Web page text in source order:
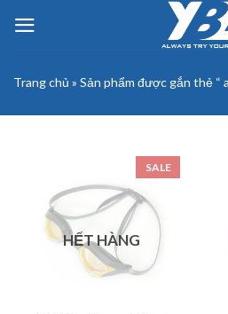
Trang chủ » Sản phẩm được gắn thẻ “
SALE
HẾT HÀNG